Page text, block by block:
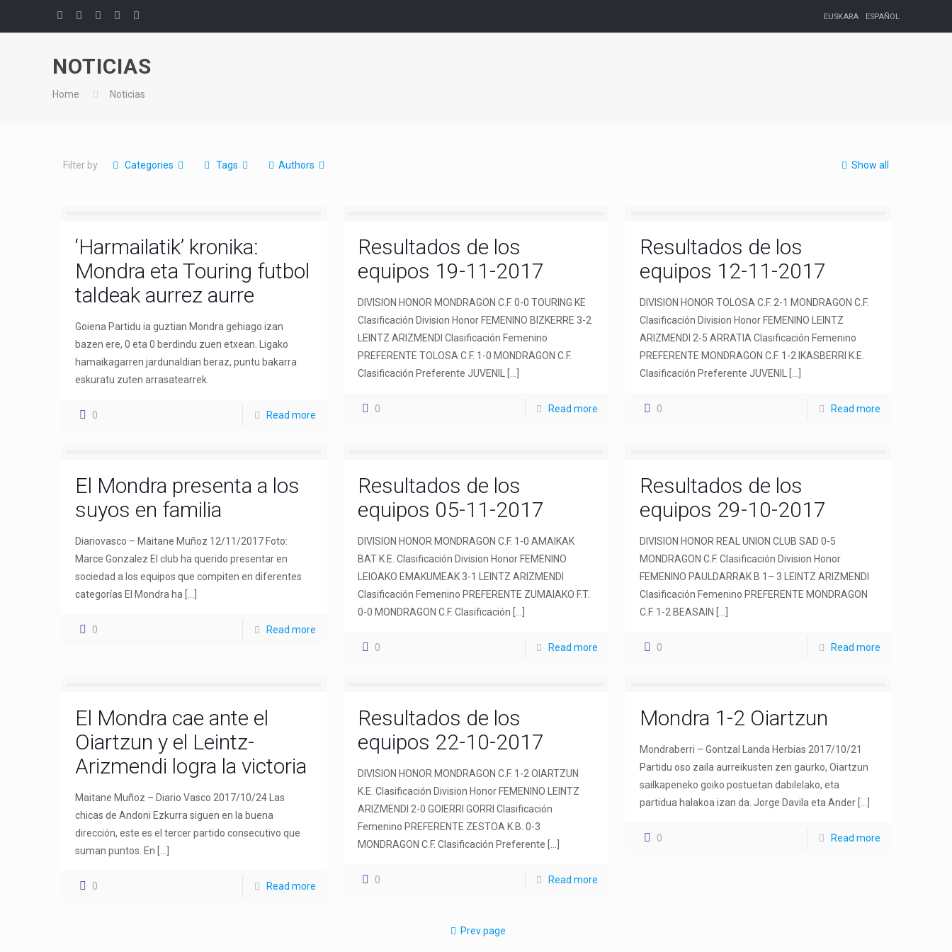
EUSKARA ESPAÑOL
NOTICIAS
Home Noticias
Filter by Categories Tags Authors Show all
‘Harmailatik’ kronika:
Mondra eta Touring futbol
taldeak aurrez aurre
Goiena Partidu ia guztian Mondra gehiago izan
bazen ere, 0 eta 0 berdindu zuen etxean. Ligako
hamaikagarren jardunaldian beraz, puntu bakarra
eskuratu zuten arrasatearrek.
0 Read more
Resultados de los
equipos 19-11-2017
DIVISION HONOR MONDRAGON C.F. 0-0 TOURING KE
Clasificación Division Honor FEMENINO BIZKERRE 3-2
LEINTZ ARIZMENDI Clasificación Femenino
PREFERENTE TOLOSA C.F. 1-0 MONDRAGON C.F.
Clasificación Preferente JUVENIL
0 Read more
Resultados de los
equipos 12-11-2017
DIVISION HONOR TOLOSA C.F. 2-1 MONDRAGON C.F.
Clasificación Division Honor FEMENINO LEINTZ
ARIZMENDI 2-5 ARRATIA Clasificación Femenino
PREFERENTE MONDRAGON C.F. 1-2 IKASBERRI K.E.
Clasificación Preferente JUVENIL
0 Read more
El Mondra presenta a los
suyos en familia
Diariovasco – Maitane Muñoz 12/11/2017 Foto:
Marce Gonzalez El club ha querido presentar en
sociedad a los equipos que compiten en diferentes
categorías El Mondra ha
0 Read more
Resultados de los
equipos 05-11-2017
DIVISION HONOR MONDRAGON C.F. 1-0 AMAIKAK
BAT K.E. Clasificación Division Honor FEMENINO
LEIOAKO EMAKUMEAK 3-1 LEINTZ ARIZMENDI
Clasificación Femenino PREFERENTE ZUMAIAKO F.T.
0-0 MONDRAGON C.F. Clasificación
0 Read more
Resultados de los
equipos 29-10-2017
DIVISION HONOR REAL UNION CLUB SAD 0-5
MONDRAGON C.F. Clasificación Division Honor
FEMENINO PAULDARRAK B 1– 3 LEINTZ ARIZMENDI
Clasificación Femenino PREFERENTE MONDRAGON
C.F. 1-2 BEASAIN
0 Read more
El Mondra cae ante el
Oiartzun y el Leintz-
Arizmendi logra la victoria
Maitane Muñoz – Diario Vasco 2017/10/24 Las
chicas de Andoni Ezkurra siguen en la buena
dirección, este es el tercer partido consecutivo que
suman puntos. En
0 Read more
Resultados de los
equipos 22-10-2017
DIVISION HONOR MONDRAGON C.F. 1-2 OIARTZUN
K.E. Clasificación Division Honor FEMENINO LEINTZ
ARIZMENDI 2-0 GOIERRI GORRI Clasificación
Femenino PREFERENTE ZESTOA K.B. 0-3
MONDRAGON C.F. Clasificación Preferente
0 Read more
Mondra 1-2 Oiartzun
Mondraberri – Gontzal Landa Herbias 2017/10/21
Partidu oso zaila aurreikusten zen gaurko, Oiartzun
sailkapeneko goiko postuetan dabilelako, eta
partidua halakoa izan da. Jorge Davila eta Ander
0 Read more
Prev page